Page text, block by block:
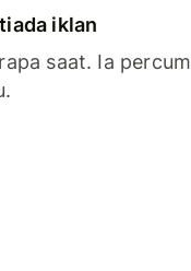
iklan
saat. Ia